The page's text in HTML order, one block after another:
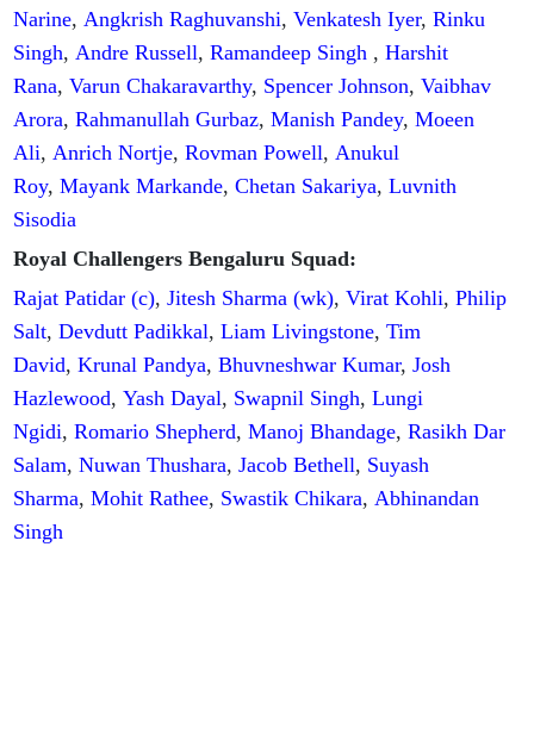
Narine,Angkrish Raghuvanshi,Venkatesh Iyer,Rinku
Singh,Andre Russell,Ramandeep Singh ,Harshit
Rana,Varun Chakaravarthy, Spencer Johnson,Vaibhav
Arora,Rahmanullah Gurbaz,Manish Pandey,Moeen
Ali,Anrich Nortje,Rovman Powell,Anukul
Roy,Mayank Markande,Chetan Sakariya,Luvnith
Sisodia
Royal Challengers Bengaluru Squad:
Rajat Patidar (c),Jitesh Sharma (wk),Virat Kohli,Philip
Salt,Devdutt Padikkal,Liam Livingstone,Tim
David,Krunal Pandya,Bhuvneshwar Kumar,Josh
Hazlewood,Yash Dayal, Swapnil Singh,Lungi
Ngidi,Romario Shepherd,Manoj Bhandage,Rasikh Dar
Salam,Nuwan Thushara,Jacob Bethell, Suyash
Sharma,Mohit Rathee, Swastik Chikara,Abhinandan
Singh